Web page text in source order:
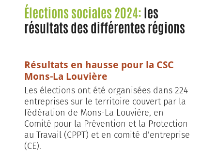
Élections sociales 2024: les
résultats des différentes régions
Résultats en hausse pour la CSC
Mons-La Louvière
Les élections ont été organisées dans 224
entreprises sur le territoire couvert par la
fédération de Mons-La Louvière, en
Comité pour la Prévention et la Protection
au Travail (CPPT) et en comité d’entreprise
(CE).